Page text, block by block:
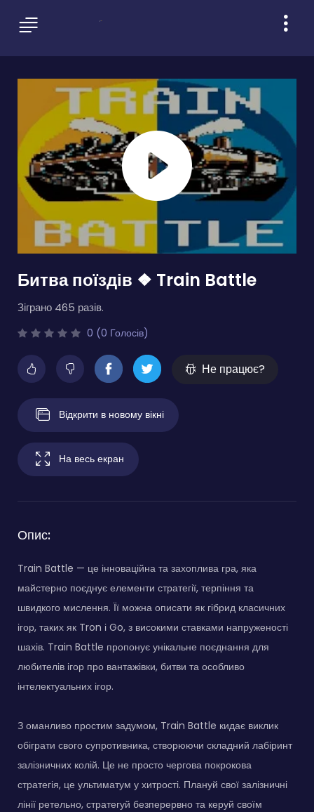
Битва поїздів ❖ Train Battle
Зіграно 465 разів.
0 (0 Голосів)
Не працює?
Відкрити в новому вікні
На весь екран
Опис:
Train Battle — це інноваційна та захоплива гра, яка
майстерно поєднує елементи стратегії, терпіння та
швидкого мислення. Її можна описати як гібрид класичних
ігор, таких як Tron і Go, з високими ставками напруженості
шахів. Train Battle пропонує унікальне поєднання для
любителів ігор про вантажівки, битви та особливо
інтелектуальних ігор.
З оманливо простим задумом, Train Battle кидає виклик
обіграти свого супротивника, створюючи складний лабіринт
залізничних колій. Це не просто чергова покрокова
стратегія, це ультиматум у хитрості. Плануй свої залізничні
лінії ретельно, стратегуй безперервно та керуй своїм